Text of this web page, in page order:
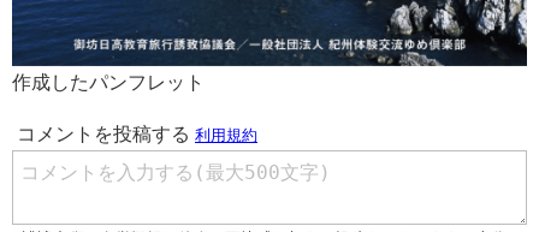
作成したパンフレット